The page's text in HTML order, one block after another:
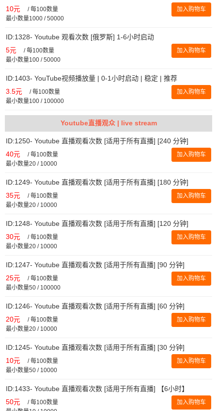
10元 /每100数量
最小数量1000 / 50000
加入购物车
ID:1328- Youtube 观看次数 [俄罗斯] 1-6小时启动
5元 /每100数量
最小数量100 / 50000
加入购物车
ID:1403- YouTube视频播放量 | 0-1小时启动 | 稳定 | 推荐
3.5元 /每100数量
最小数量100 / 100000
加入购物车
Youtube直播观众 | live stream
ID:1250- Youtube 直播观看次数 [适用于所有直播] [240 分钟]
40元 /每100数量
最小数量20 / 10000
加入购物车
ID:1249- Youtube 直播观看次数 [适用于所有直播] [180 分钟]
35元 /每100数量
最小数量20 / 10000
加入购物车
ID:1248- Youtube 直播观看次数 [适用于所有直播] [120 分钟]
30元 /每100数量
最小数量20 / 10000
加入购物车
ID:1247- Youtube 直播观看次数 [适用于所有直播] [90 分钟]
25元 /每100数量
最小数量50 / 100000
加入购物车
ID:1246- Youtube 直播观看次数 [适用于所有直播] [60 分钟]
20元 /每100数量
最小数量20 / 10000
加入购物车
ID:1245- Youtube 直播观看次数 [适用于所有直播] [30 分钟]
10元 /每100数量
最小数量50 / 10000
加入购物车
ID:1433- Youtube 直播观看次数 [适用于所有直播] 【6小时】
50元 /每100数量
加入购物车